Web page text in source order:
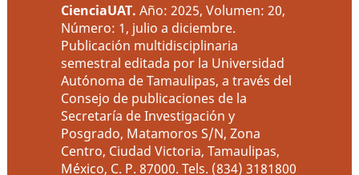
CienciaUAT. Año: 2025, Volumen: 20,
Número: 1, julio a diciembre.
Publicación multidisciplinaria
semestral editada por la Universidad
Autónoma de Tamaulipas, a través del
Consejo de publicaciones de la
Secretaría de Investigación y
Posgrado, Matamoros S/N, Zona
Centro, Ciudad Victoria, Tamaulipas,
México, C. P. 87000. Tels. (834) 3181800